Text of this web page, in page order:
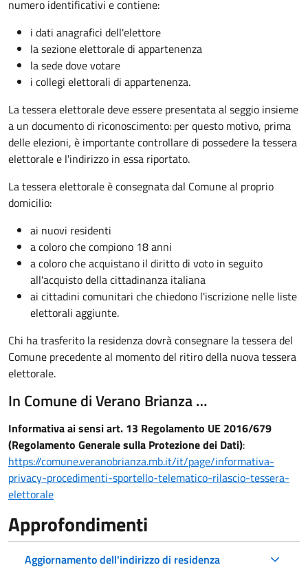
numero identificativi e contiene:
i dati anagrafici dell'elettore
la sezione elettorale di appartenenza
la sede dove votare
i collegi elettorali di appartenenza.
La tessera elettorale deve essere presentata al seggio insieme
a un documento di riconoscimento: per questo motivo, prima
delle elezioni, è importante controllare di possedere la tessera
elettorale e l'indirizzo in essa riportato.
La tessera elettorale è consegnata dal Comune al proprio
domicilio:
ai nuovi residenti
a coloro che compiono 18 anni
a coloro che acquistano il diritto di voto in seguito
all'acquisto della cittadinanza italiana
ai cittadini comunitari che chiedono l'iscrizione nelle liste
elettorali aggiunte.
Chi ha trasferito la residenza dovrà consegnare la tessera del
Comune precedente al momento del ritiro della nuova tessera
elettorale.
In Comune di Verano Brianza …
Informativa ai sensi art. 13 Regolamento UE 2016/679
(Regolamento Generale sulla Protezione dei Dati):
https://comune.veranobrianza.mb.it/it/page/informativa-
privacy-procedimenti-sportello-telematico-rilascio-tessera-
elettorale
Approfondimenti
Aggiornamento dell'indirizzo di residenza